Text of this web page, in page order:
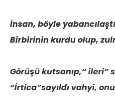
İnsan, böyle
Birbirinin kurdu olup,
Görüşü kutsanıp,“ ileri”
“İrtica”sayıldı vahyi,